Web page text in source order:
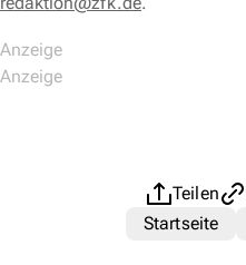
Teilen
Startseite